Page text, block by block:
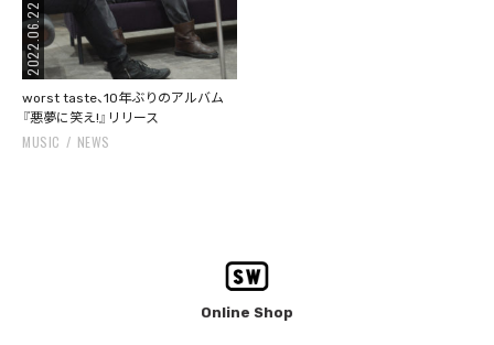
2022.06.22
worst taste、10年ぶりのアルバム
『悪夢に笑え!』リリース
MUSIC NEWS
Online Shop